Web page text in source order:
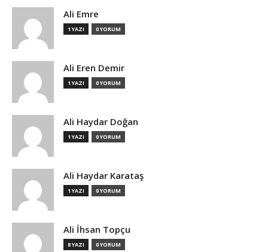
Ali Emre
1 YAZI 0 YORUM
Ali Eren Demir
1 YAZI 0 YORUM
Ali Haydar Doğan
1 YAZI 0 YORUM
Ali Haydar Karataş
1 YAZI 0 YORUM
Ali İhsan Topçu
8 YAZI 0 YORUM